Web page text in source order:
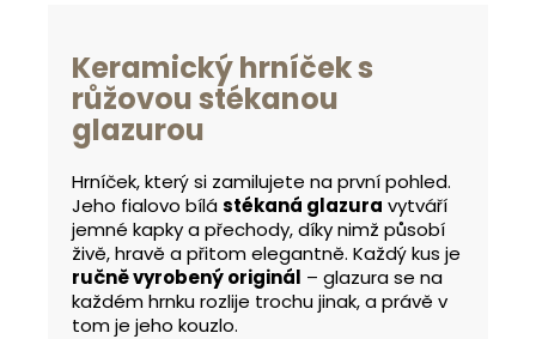
Keramický hrníček s
růžovou stékanou
glazurou
Hrníček, který si zamilujete na první pohled.
Jeho fialovo bílástékaná glazura vytváří
jemné kapky a přechody, díky nimž působí
živě, hravě a přitom elegantně. Každý kus je
ručně vyrobený originál – glazura se na
každém hrnku rozlije trochu jinak, a právě v
tom je jeho kouzlo.